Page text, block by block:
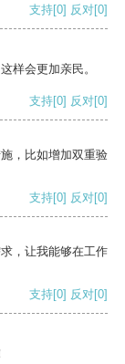
支持[0] 反对[0]
样会更加亲民。
支持[0] 反对[0]
，比如增加双重验
支持[0] 反对[0]
，让我能够在工作
支持[0] 反对[0]